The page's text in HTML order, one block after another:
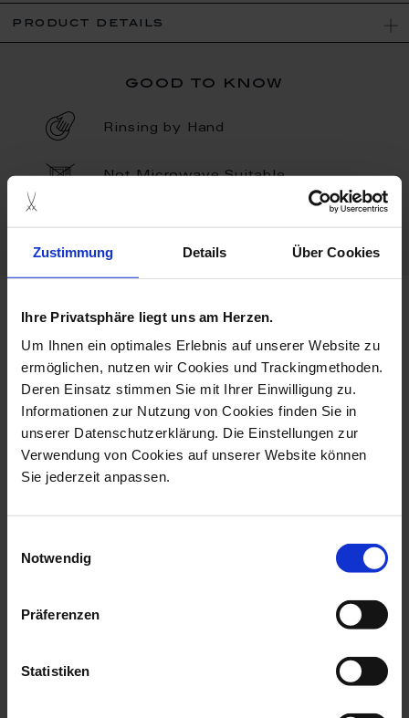
Zustimmung Details Über Cookies
Ihre Privatsphäre liegt uns am Herzen.
Um Ihnen ein optimales Erlebnis auf unserer Website zu
ermöglichen, nutzen wir Cookies und Trackingmethoden.
Deren Einsatz stimmen Sie mit Ihrer Einwilligung zu.
Informationen zur Nutzung von Cookies finden Sie in
unserer Datenschutzerklärung. Die Einstellungen zur
Verwendung von Cookies auf unserer Website können
Sie jederzeit anpassen.
Notwendig
Präferenzen
Statistiken
product details
good to know
Rinsing by Hand
Not Microwave Suitable
more products from the no 41